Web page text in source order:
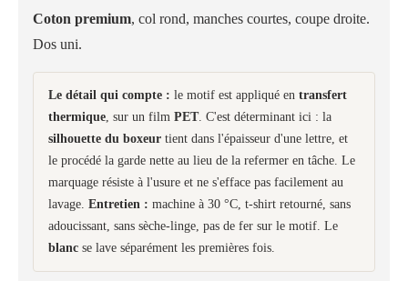
Coton premium, col rond, manches courtes, coupe droite.
Dos uni.
Le détail qui compte : le motif est appliqué en transfert
thermique , sur un film PET. C'est déterminant ici : la
silhouette du boxeur tient dans l'épaisseur d'une lettre, et
le procédé la garde nette au lieu de la refermer en tâche. Le
marquage résiste à l'usure et ne s'efface pas facilement au
lavage. Entretien : machine à 30 °C, t-shirt retourné, sans
adoucissant, sans sèche-linge, pas de fer sur le motif. Le
blanc se lave séparément les premières fois.